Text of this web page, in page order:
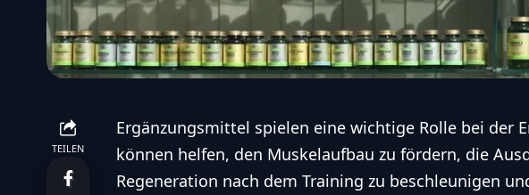
TEILEN
Ergänzungsmittel spielen eine wichtige Rolle bei der
können helfen, den Muskelaufbau zu fördern, die
Regeneration nach dem Training zu beschleunigen